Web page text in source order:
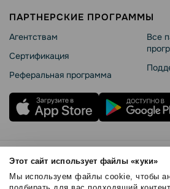
Этот сайт использует файлы «куки»
Мы используем файлы cookie, чтобы
ПАРТНЕРСКИЕ ПРОГРАММЫ
Агентствам
Сертификация
Реферальная программа
Все
Правила использования
Безопасность SendPulse